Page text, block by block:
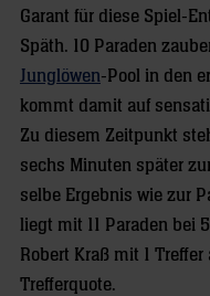
Garant für diese Spiel-
Späth. 10 Paraden
Junglöwen-Pool in den
kommt damit auf
Zu diesem Zeitpunkt
sechs Minuten später
selbe Ergebnis wie zur
liegt mit 11 Paraden bei
Robert Kraß mit 1
Trefferquote.